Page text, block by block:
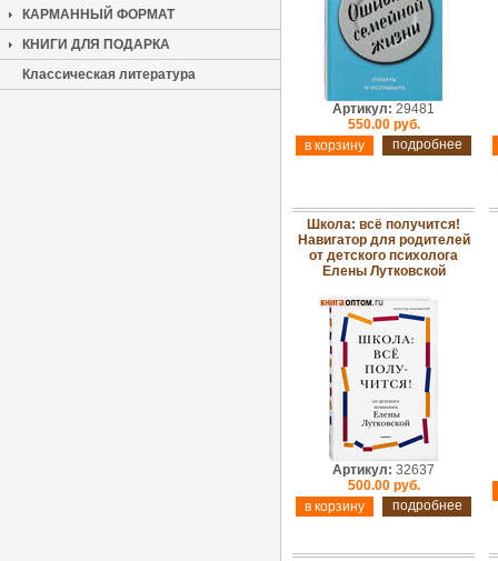
КАРМАННЫЙ ФОРМАТ
КНИГИ ДЛЯ ПОДАРКА
Классическая литература
Артикул: 29481
550.00 руб.
подробнее
Школа: всё получится!
Навигатор для родителей
от детского психолога
Елены Лутковской
Артикул: 32637
500.00 руб.
подробнее